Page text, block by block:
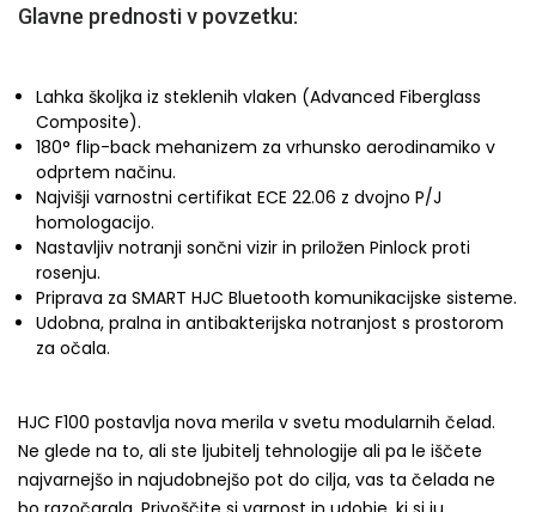
Glavne prednosti v povzetku:
Lahka školjka iz steklenih vlaken (Advanced Fiberglass
Composite).
180° flip-back mehanizem za vrhunsko aerodinamiko v
odprtem načinu.
Najvišji varnostni certifikat ECE 22.06 z dvojno P/J
homologacijo.
Nastavljiv notranji sončni vizir in priložen Pinlock proti
rosenju.
Priprava za SMART HJC Bluetooth komunikacijske sisteme.
Udobna, pralna in antibakterijska notranjost s prostorom
za očala.
HJC F100 postavlja nova merila v svetu modularnih čelad.
Ne glede na to, ali ste ljubitelj tehnologije ali pa le iščete
najvarnejšo in najudobnejšo pot do cilja, vas ta čelada ne